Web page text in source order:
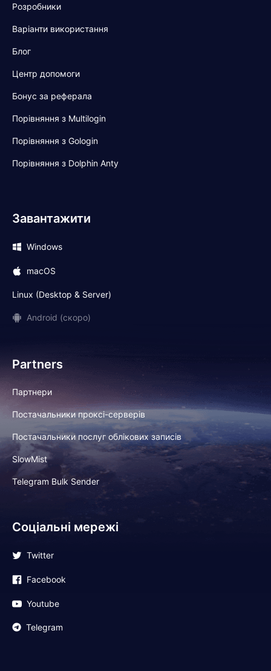
Розробники
Варіанти використання
Блог
Центр допомоги
Бонус за реферала
Порівняння з Multilogin
Порівняння з Gologin
Порівняння з Dolphin Anty
Завантажити
Windows
macOS
Linux (Desktop & Server)
Android (скоро)
Partners
Партнери
Постачальники проксі-серверів
Постачальники послуг облікових записів
SlowMist
Telegram Bulk Sender
Соціальні мережі
Twitter
Facebook
Youtube
Telegram